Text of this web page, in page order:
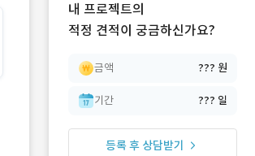
내 프로젝트의
적정 견적이 궁금하신가요?
금액 ??? 원
기간 ??? 일
등록 후 상담받기